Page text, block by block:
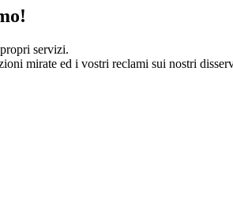
servizi.
mirate ed i vostri reclami sui nostri